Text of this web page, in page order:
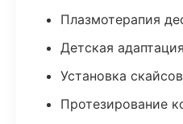
Плазмотерапия
Детская
Установка
Протезирование